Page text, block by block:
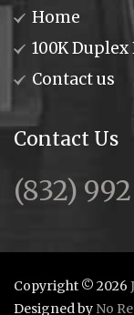
Home
100K Duplex
Contact us
Contact Us
(832)
Copyright © 2026
Designed by No